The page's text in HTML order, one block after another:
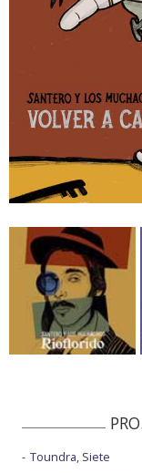
Toundra, Siete